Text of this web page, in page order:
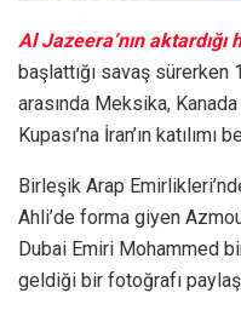
Al Jazeera’nın aktardığı
başlattığı savaş
arasında Meksika,
Kupası’na İran’ın
Birleşik Arap
Ahli’de forma giyen
Dubai Emiri Mohammed
geldiği bir fotoğrafı